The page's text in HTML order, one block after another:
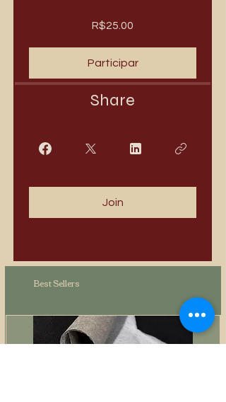
R$25.00
Participar
Share
Join
Best Sellers